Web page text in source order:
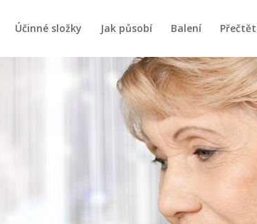
Účinné složky Jak působí Balení